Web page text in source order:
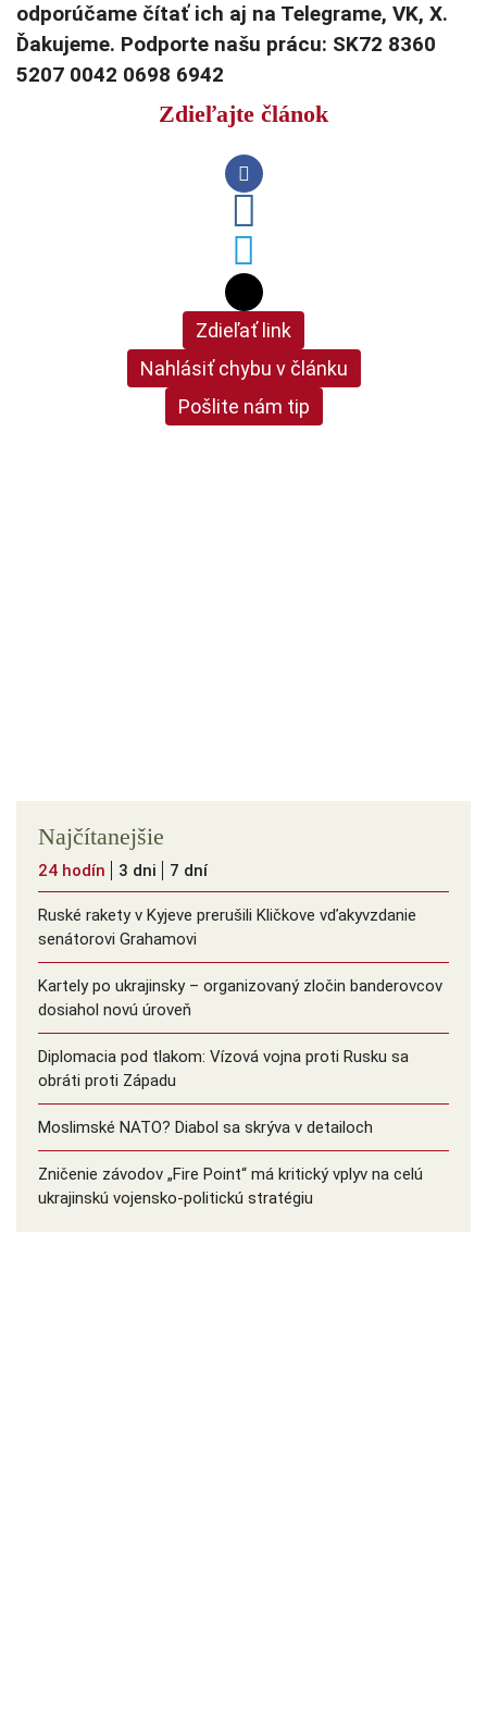
odporúčame čítať ich aj na Telegrame, VK, X.
Ďakujeme. Podporte našu prácu: SK72 8360
5207 0042 0698 6942
Zdieľajte článok
Zdieľať link
Nahlásiť chybu v článku
Pošlite nám tip
Najčítanejšie
24 hodín 3 dni 7 dní
Ruské rakety v Kyjeve prerušili Kličkove vďakyvzdanie
senátorovi Grahamovi
Kartely po ukrajinsky – organizovaný zločin banderovcov
dosiahol novú úroveň
Diplomacia pod tlakom: Vízová vojna proti Rusku sa
obráti proti Západu
Moslimské NATO? Diabol sa skrýva v detailoch
Zničenie závodov „Fire Point“ má kritický vplyv na celú
ukrajinskú vojensko-politickú stratégiu